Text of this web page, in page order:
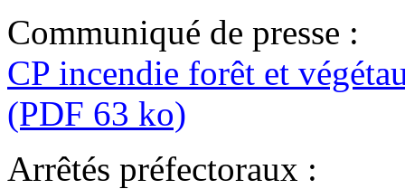
Communiqué de presse :
CP incendie forêt et
(PDF 63 ko)
Arrêtés préfectoraux :